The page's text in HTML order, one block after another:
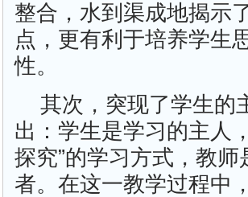
整合，水到渠成地揭示
点，更有利于培养学生
性。
其次，突现了学生的
出：学生是学习的主人
探究”的学习方式，教
者。在这一教学过程中